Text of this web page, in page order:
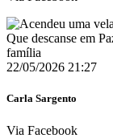
Que descanse em
família
22/05/2026 21:27
Carla Sargento
Via Facebook